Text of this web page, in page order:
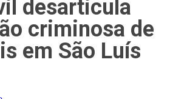
desarticula
criminosa de
em São Luís